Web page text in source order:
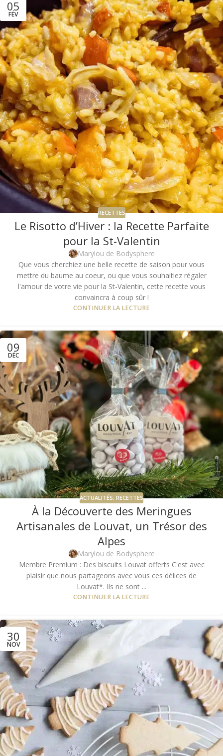
05
FÉV
RECETTES
Le Risotto d’Hiver : la Recette Parfaite
pour la St-Valentin
Marylou de Bodysphere
Que vous cherchiez une belle recette de saison pour vous
mettre du baume au coeur, ou que vous souhaitiez régaler
l'amour de votre vie pour la St-Valentin, cette recette vous
convaincra à coup sûr !
CONTINUER LA LECTURE
09
DÉC
ACTUALITÉS, RECETTES
À la Découverte des Meringues
Artisanales de Louvat, un Trésor des
Alpes
Marylou de Bodysphere
Membre Premium : Des biscuits Louvat offerts C'est avec
plaisir que nous partageons avec vous ces délices de
Louvat*. Ils ne sont ...
CONTINUER LA LECTURE
30
NOV